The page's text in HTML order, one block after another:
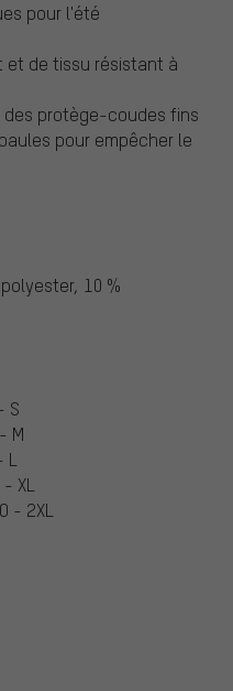
pour l'été
et de tissu résistant à
protège-coudes fins
pour empêcher le
10 %
S
M
XL
- 2XL